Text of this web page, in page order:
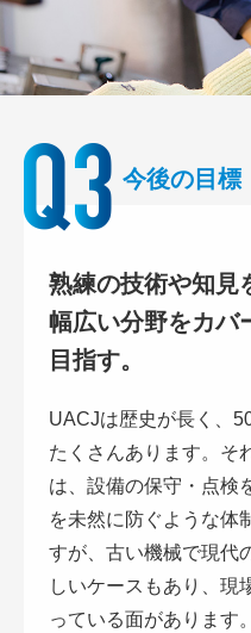
今後の目標
熟練の技術や知見
幅広い分野をカバ
目指す。
UACJは歴史が長く、
たくさんあります。そ
は、設備の保守・点検
を未然に防ぐような体
すが、古い機械で現代
しいケースもあり、現
っている面があります